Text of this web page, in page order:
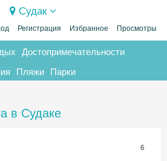
Судак
Регистрация Избранное Просмотры
Достопримечательности
Пляжи Парки
в Судаке
6